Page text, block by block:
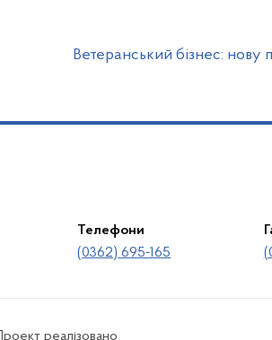
Ветеранський бізнес: нову
Телефони
(0362) 695-165
реалізовано